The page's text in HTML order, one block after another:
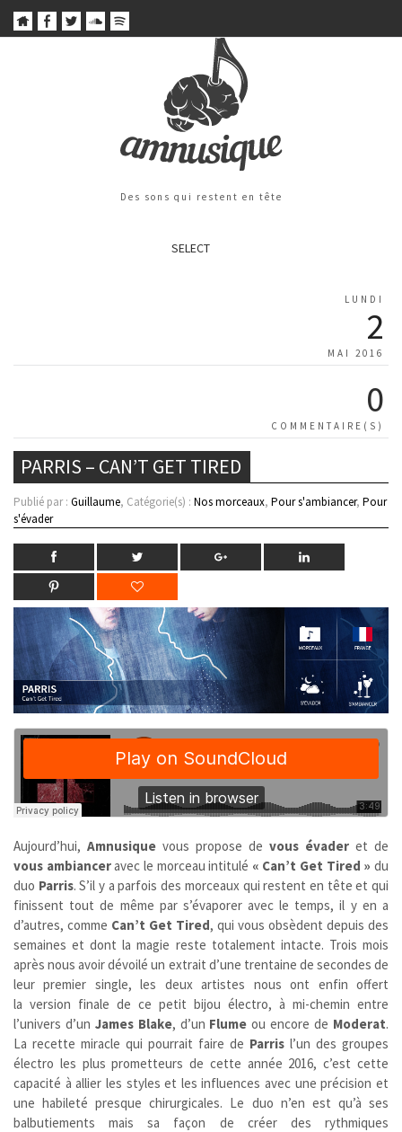
Des sons qui restent en tête
SELECT
LUNDI
2
MAI 2016
0
COMMENTAIRE(S)
PARRIS – CAN’T GET TIRED
Publié par : Guillaume, Catégorie(s) : Nos morceaux, Pour s'ambiancer, Pour
s'évader
Aujourd’hui, Amnusique vous propose de vous évader et de
vous ambianceravec le morceau intitulé « Can’t Get Tired » du
duo Parris. S’il y a parfois des morceaux qui restent en tête et qui
finissent tout de même par s’évaporer avec le temps, il y en a
d’autres, comme Can’t Get Tired, qui vous obsèdent depuis des
semaines et dont la magie reste totalement intacte. Trois mois
après nous avoir dévoilé un extrait d’une trentaine de secondes de
leur premier single, les deux artistes nous ont enfin offert
la version finale de ce petit bijou électro, à mi-chemin entre
l’univers d’un James Blake, d’un Flume ou encore de Moderat.
La recette miracle qui pourrait faire de Parris l’un des groupes
électro les plus prometteurs de cette année 2016, c’est cette
capacité à allier les styles et les influences avec une précision et
une habileté presque chirurgicales. Le duo n’en est qu’à ses
balbutiements mais sa façon de créer des rythmiques